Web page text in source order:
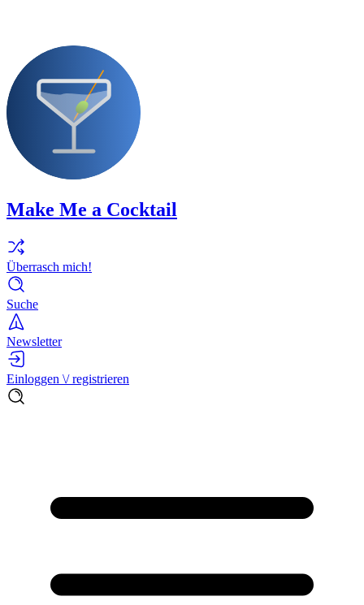
Make Me a Cocktail
Überrasch mich!
Suche
Newsletter
Einloggen \/ registrieren